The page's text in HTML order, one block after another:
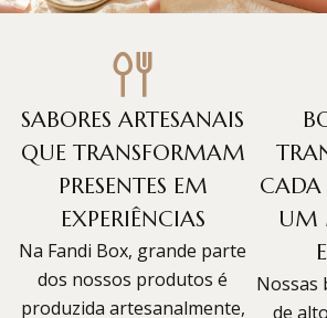
SABORES ARTESANAIS
QUE TRANSFORMAM
PRESENTES EM
EXPERIÊNCIAS
Na Fandi Box, grande parte
dos nossos produtos é
produzida artesanalmente,
CADA
UM
Nossas
de